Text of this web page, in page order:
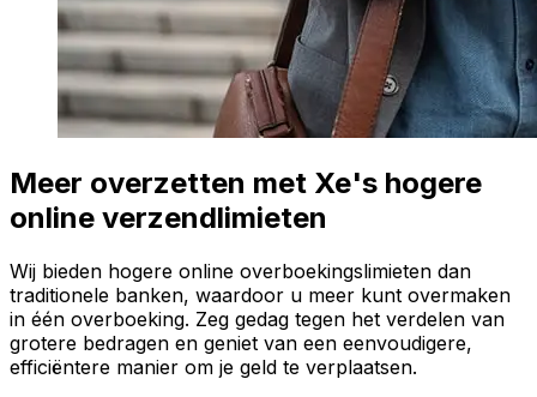
Meer overzetten met Xe's hogere
online verzendlimieten
Wij bieden hogere online overboekingslimieten dan
traditionele banken, waardoor u meer kunt overmaken
in één overboeking. Zeg gedag tegen het verdelen van
grotere bedragen en geniet van een eenvoudigere,
efficiëntere manier om je geld te verplaatsen.